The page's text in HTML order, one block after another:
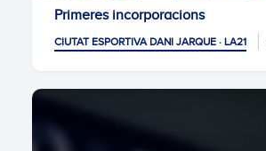
Primeres incorporacions
CIUTAT ESPORTIVA DANI JARQUE · LA21